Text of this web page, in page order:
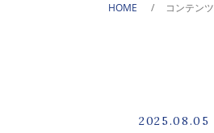
HOME コンテンツ
2025.08.05